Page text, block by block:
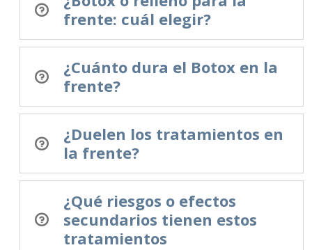
frente: cuál elegir?
¿Cuánto dura el Botox en la
frente?
¿Duelen los tratamientos en
la frente?
¿Qué riesgos o efectos
secundarios tienen estos
tratamientos